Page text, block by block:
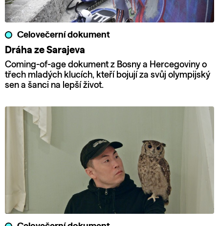
Celovečerní dokument
Dráha ze Sarajeva
Coming-of-age dokument z Bosny a Hercegoviny o
třech mladých klucích, kteří bojují za svůj olympijský
sen a šanci na lepší život.